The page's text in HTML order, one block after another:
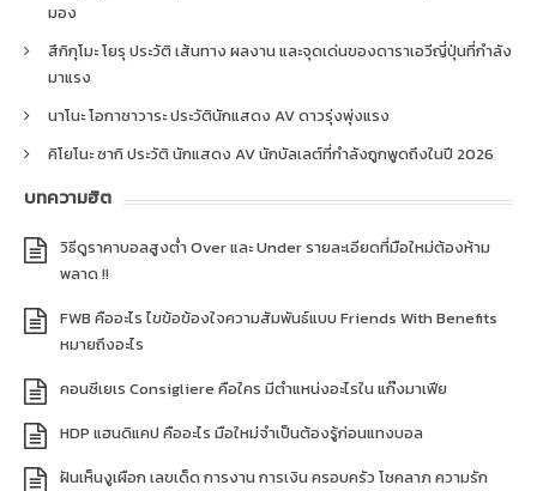
มอง
สึกิกุโมะ โยรุ ประวัติ เส้นทาง ผลงาน และจุดเด่นของดาราเอวีญี่ปุ่นที่กำลัง
มาแรง
นาโนะ โอกาซาวาระ ประวัตินักแสดง AV ดาวรุ่งพุ่งแรง
คิโยโนะ ซากิ ประวัติ นักแสดง AV นักบัลเลต์ที่กำลังถูกพูดถึงในปี 2026
บทความฮิต
วิธีดูราคาบอลสูงต่ำ Over และ Under รายละเอียดที่มือใหม่ต้องห้าม
พลาด !!
FWB คืออะไร ไขข้อข้องใจความสัมพันธ์แบบ Friends With Benefits
หมายถึงอะไร
คอนซีเยเร Consigliere คือใคร มีตำแหน่งอะไรใน แก๊งมาเฟีย
HDP แฮนดิแคป คืออะไร มือใหม่จำเป็นต้องรู้ก่อนแทงบอล
ฝันเห็นงูเผือก เลขเด็ด การงาน การเงิน ครอบครัว โชคลาภ ความรัก